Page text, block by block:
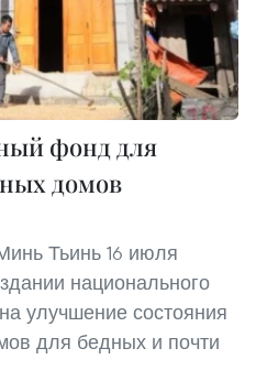
фонд для
домов
Тьинь 16 июля
национального
улучшение состояния
для бедных и почти